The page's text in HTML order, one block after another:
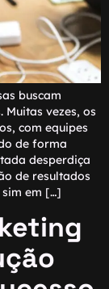
buscam
Muitas vezes, os
com equipes
de forma
desperdiça
de resultados
em […]